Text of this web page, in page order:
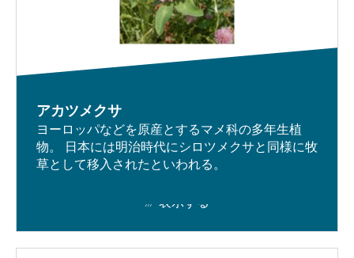
Envuについて
お問合せ
サイトマップ
キャリア
アカツメクサ
ヨーロッパなどを原産とするマメ科の多年生植
物。 日本には明治時代にシロツメクサと同様に牧
草として移入されたといわれる。
表示する